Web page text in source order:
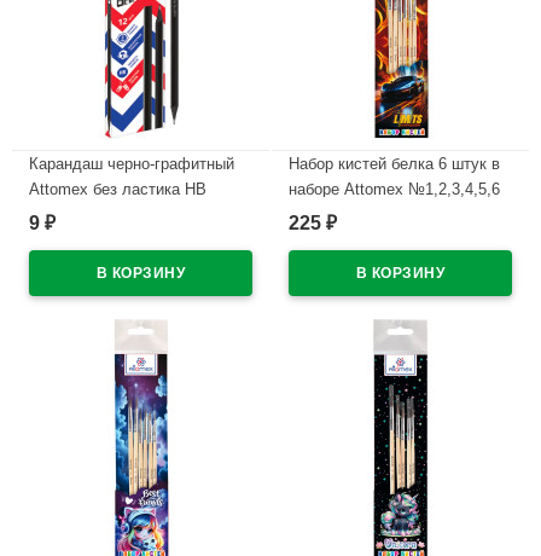
Карандаш черно-графитный
Attomex без ластика НВ
черный корпус, пластиковы
9 ₽
Набор кистей белка 6 штук в
наборе Attomex №1,2,3,4,5,6
Никаких ограничений (No
225 ₽